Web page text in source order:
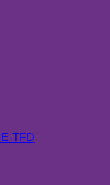
TFD